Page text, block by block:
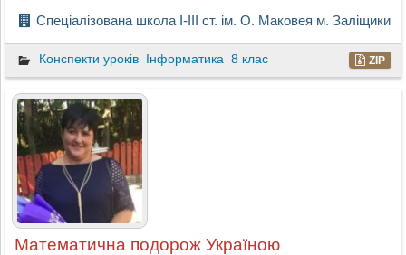
Спеціалізована школа І-ІІІ ст. ім. О. Маковея м. Заліщики
Конспекти уроків Інформатика 8 клас ZIP
Математична подорож Україною